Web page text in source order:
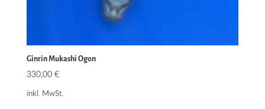
Ginrin Mukashi Ogon
330,00 €
inkl. MwSt.